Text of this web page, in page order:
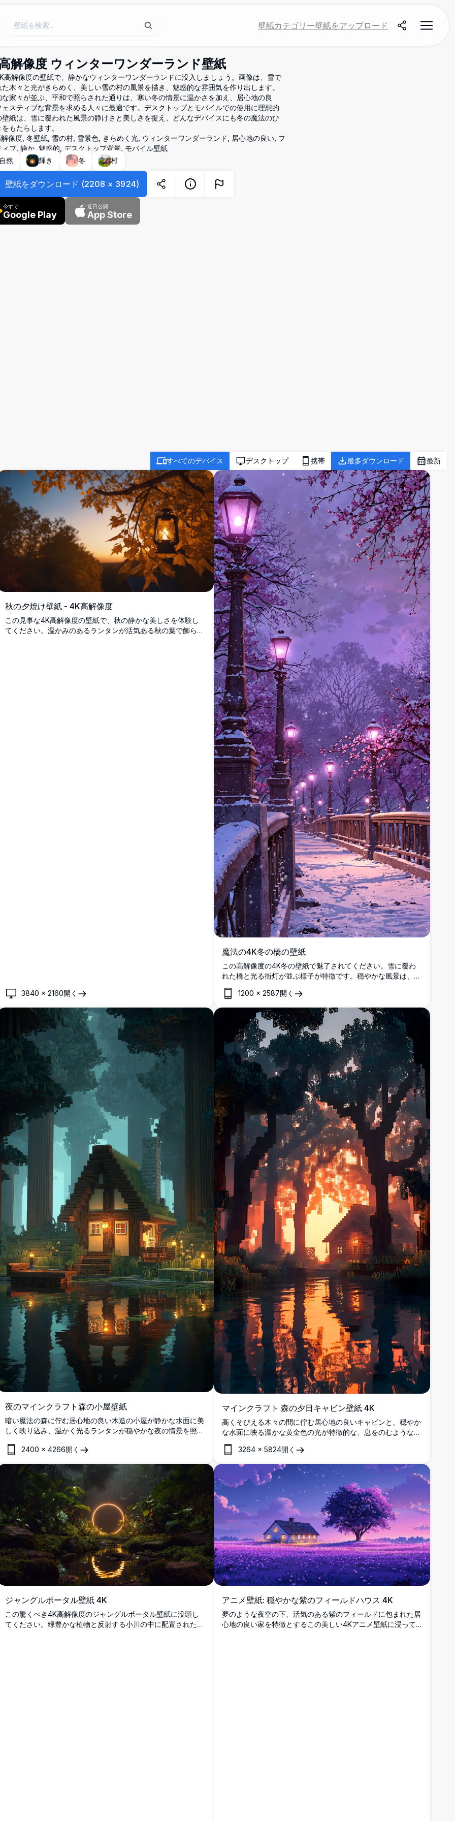
壁紙カテゴリー壁紙をアップロード
解像度 ウィンターワンダーランド壁紙
高解像度の壁紙で、静かなウィンターワンダーランドに没入しましょう。画像は、雪で
木々と光がきらめく、美しい雪の村の風景を描き、魅惑的な雰囲気を作り出します。
な家々が並ぶ、平和で照らされた通りは、寒い冬の情景に温かさを加え、居心地の良
ェスティブな背景を求める人々に最適です。デスクトップとモバイルでの使用に理想的
壁紙は、雪に覆われた風景の静けさと美しさを捉え、どんなデバイスにも冬の魔法のひ
もたらします。
像度, 冬壁紙, 雪の村, 雪景色, きらめく光, ウィンターワンダーランド, 居心地の良い, フ
ィブ, 静か, 魅惑的, デスクトップ背景, モバイル壁紙
然
輝き 冬 村
壁紙をダウンロード (2208 × 3924)
今すぐ
Google Play
近日公開
App Store
すべてのデバイス デスクトップ 携帯 最多ダウンロード 最新
秋の夕焼け壁紙 - 4K高解像度
この見事な4K高解像度の壁紙で、秋の静かな美しさを体験し
てください。温かみのあるランタンが活気ある秋の葉で飾られ
3840 ×2160開く
魔法の4K冬の橋の壁紙
この高解像度の4K冬の壁紙で魅了されてください。雪に覆わ
れた橋と光る街灯が並ぶ様子が特徴です。穏やかな風景は、花
咲く木々の間に静かに降る繊細な雪の中で冬のワンダーランド
を捉えています。デスクトップとモバイルデバイスで快適で魔
法のような雰囲気を作り出すのに最適なこの壁紙は、静けさと
美しさを兼ね備えた息をのむような眺めを提供します。画面を
絵のような冬の逃避に変えて、冬の魅力を感じさせたい方に理
想的です。
1200 × 2587開く
夜のマインクラフト森の小屋壁紙
暗い魔法の森に佇む居心地の良い木造の小屋が静かな水面に美
しく映り込み、温かく光るランタンが穏やかな夜の情景を照ら
2400 ×4266開く
マインクラフト 森の夕日キャビン壁紙 4K
高くそびえる木々の間に佇む居心地の良いキャビンと、穏やか
な水面に映る温かな黄金色の光が特徴的な、息をのむようなマ
インクラフトの夕日シーン。マインクラフト愛好家のための完
璧な高解像度壁紙。
3264× 5824開く
ジャングルポータル壁紙 4K
この驚くべき4K高解像度のジャングルポータル壁紙に没頭し
てください。緑豊かな植物と反射する小川の中に配置された輝
アニメ壁紙: 穏やかな紫のフィールドハウス 4K
夢のような夜空の下、活気のある紫のフィールドに包まれた居
心地の良い家を特徴とするこの美しい4Kアニメ壁紙に浸って